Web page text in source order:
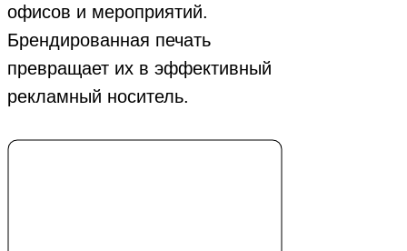
офисов и мероприятий.
Брендированная печать
превращает их в эффективный
рекламный носитель.